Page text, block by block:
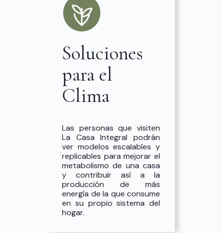
Soluciones
para el
Clima
Las personas que visiten
La Casa Integral podrán
ver modelos escalables y
replicables para mejorar el
metabolismo de una casa
y contribuir así a la
producción de más
energía de la que consume
en su propio sistema del
hogar.